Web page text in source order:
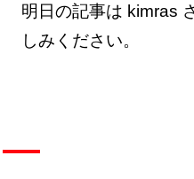
明日の記事は kimras
しみください。